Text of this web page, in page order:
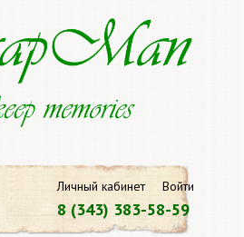
Личный кабинет Войти
8 (343) 383-58-59